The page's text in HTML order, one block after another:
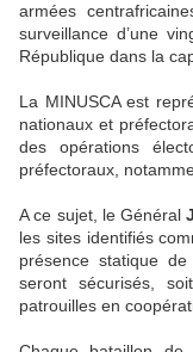
armées
surveillance d’une
République dans la
La MINUSCA est
nationaux et
des opérations
préfectoraux,
A ce sujet, le Général
les sites identifiés
présence statique
seront sécurisés,
patrouilles en